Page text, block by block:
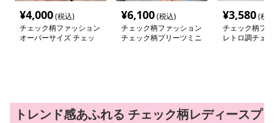
¥4,000(税込)
チェック柄ファッション
オーバーサイズ チェッ
¥6,100(税込)
チェック柄ファッション
チェック柄プリーツミニ
¥3,580(税
チェック柄フ
レトロ調チェ
トレンド感あふれる チェック柄レディースプ